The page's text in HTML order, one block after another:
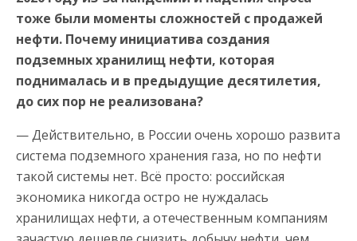
тоже были моменты сложностей с продажей
нефти. Почему инициатива создания
подземных хранилищ нефти, которая
поднималась и в предыдущие десятилетия,
до сих пор не реализована?
— Действительно, в России очень хорошо развита
система подземного хранения газа, но по нефти
такой системы нет. Всё просто: российская
экономика никогда остро не нуждалась
хранилищах нефти, а отечественным компаниям